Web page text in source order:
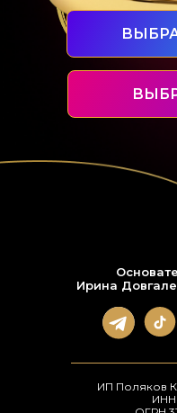
Ирина
ИП Поляков
ИНН